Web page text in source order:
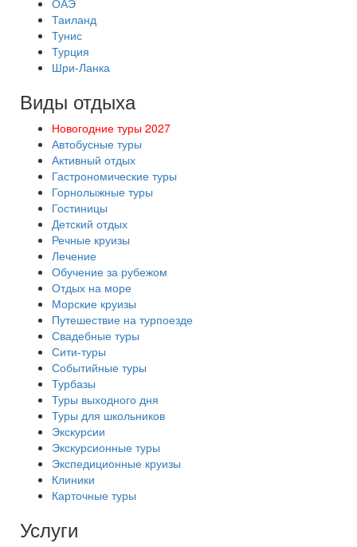
ОАЭ
Таиланд
Тунис
Турция
Шри-Ланка
Виды отдыха
Новогодние туры 2027
Автобусные туры
Активный отдых
Гастрономические туры
Горнолыжные туры
Гостиницы
Детский отдых
Речные круизы
Лечение
Обучение за рубежом
Отдых на море
Морские круизы
Путешествие на турпоезде
Свадебные туры
Сити-туры
Событийные туры
Турбазы
Туры выходного дня
Туры для школьников
Экскурсии
Экскурсионные туры
Экспедиционные круизы
Клиники
Карточные туры
Услуги